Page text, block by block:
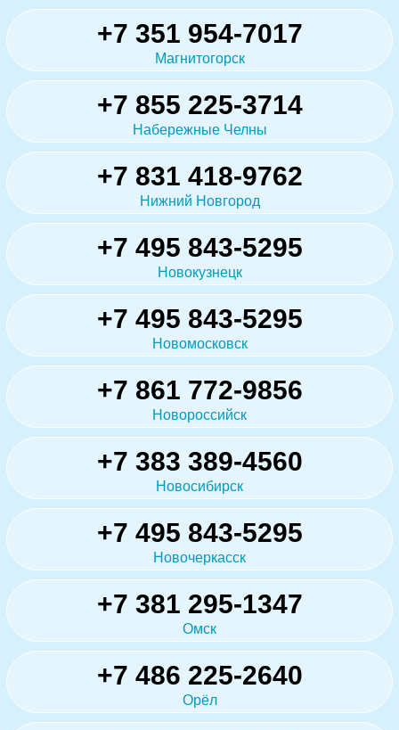
+7 351 954-7017
Магнитогорск
+7 855 225-3714
Набережные Челны
+7 831 418-9762
Нижний Новгород
+7 495 843-5295
Новокузнецк
+7 495 843-5295
Новомосковск
+7 861 772-9856
Новороссийск
+7 383 389-4560
Новосибирск
+7 495 843-5295
Новочеркасск
+7 381 295-1347
Омск
+7 486 225-2640
Орёл